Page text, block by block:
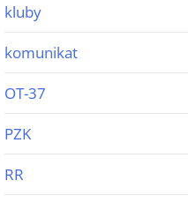
kluby
komunikat
OT-37
PZK
RR